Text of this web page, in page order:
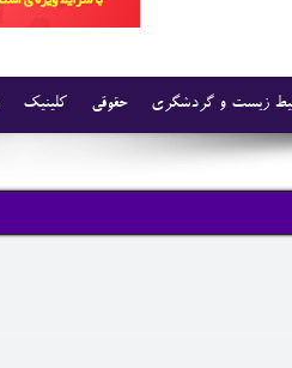
کلینیک حقوقی زیست و گردشگری